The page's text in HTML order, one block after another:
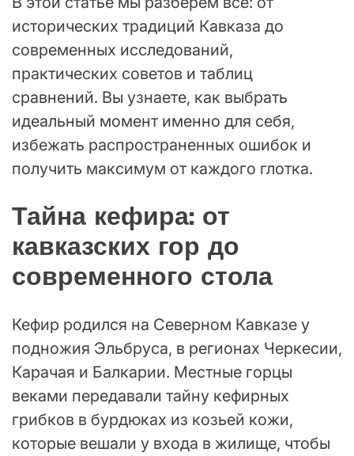
исторических традиций Кавказа до
современных исследований,
практических советов и таблиц
сравнений. Вы узнаете, как выбрать
идеальный момент именно для себя,
избежать распространенных ошибок и
получить максимум от каждого глотка.
Тайна кефира: от
кавказских гор до
современного стола
Кефир родился на Северном Кавказе у
подножия Эльбруса, в регионах Черкесии,
Карачая и Балкарии. Местные горцы
веками передавали тайну кефирных
грибков в бурдюках из козьей кожи,
которые вешали у входа в жилище, чтобы